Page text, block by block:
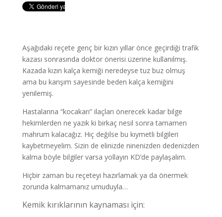
Aşağıdaki reçete genç bir kızın yıllar önce geçirdiği trafik
kazası sonrasında doktor önerisi üzerine kullanılmış.
Kazada kızın kalça kemiği neredeyse tuz buz olmuş
ama bu karışım sayesinde beden kalça kemiğini
yenilemiş.
Hastalarına “kocakarı” ilaçları önerecek kadar bilge
hekimlerden ne yazık ki birkaç nesil sonra tamamen
mahrum kalacağız. Hiç değilse bu kıymetli bilgileri
kaybetmeyelim. Sizin de elinizde ninenizden dedenizden
kalma böyle bilgiler varsa yollayın KD’de paylaşalım.
Hiçbir zaman bu reçeteyi hazırlamak ya da önermek
zorunda kalmamanız umuduyla…
Kemik kırıklarının kaynaması için: